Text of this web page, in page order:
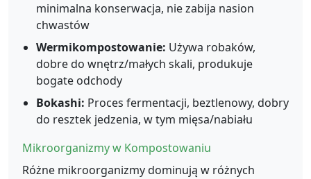
minimalna konserwacja, nie zabija nasion
chwastów
Wermikompostowanie: Używa robaków,
dobre do wnętrz/małych skali, produkuje
bogate odchody
Bokashi: Proces fermentacji, beztlenowy, dobry
do resztek jedzenia, w tym mięsa/nabiału
Mikroorganizmy w Kompostowaniu
Różne mikroorganizmy dominują w różnych